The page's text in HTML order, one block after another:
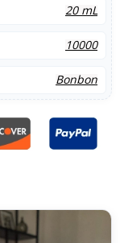
20 mL
10000
Bonbon